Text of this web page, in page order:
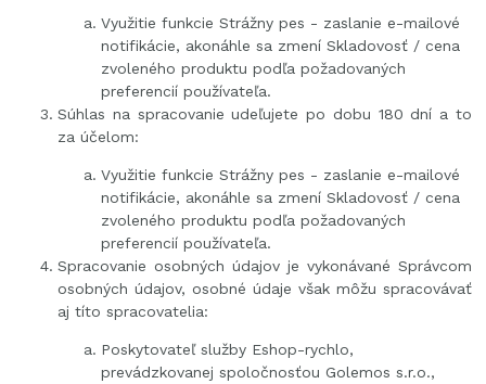
Využitie funkcie Strážny pes - zaslanie e-mailové
notifikácie, akonáhle sa zmení Skladovosť / cena
zvoleného produktu podľa požadovaných
preferencií používateľa.
Súhlas na spracovanie udeľujete po dobu 180 dní a to
za účelom:
Využitie funkcie Strážny pes - zaslanie e-mailové
notifikácie, akonáhle sa zmení Skladovosť / cena
zvoleného produktu podľa požadovaných
preferencií používateľa.
Spracovanie osobných údajov je vykonávané Správcom
osobných údajov, osobné údaje však môžu spracovávať
aj títo spracovatelia:
Poskytovateľ služby Eshop-rychlo,
prevádzkovanej spoločnosťou Golemos s.r.o.,